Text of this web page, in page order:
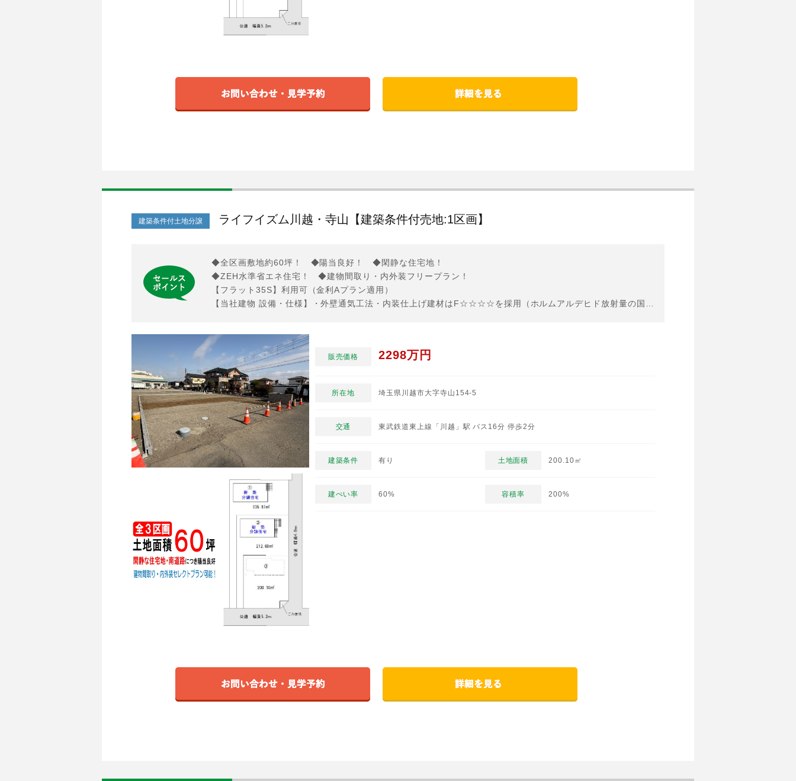
建築条件付土地分譲 ライフイズム川越・寺山【建築条件付売地:1区画】
◆全区画敷地約60坪！ ◆陽当良好！ ◆閑静な住宅地！
◆ZEH水準省エネ住宅！ ◆建物間取り・内外装フリープラン！
【フラット35S】利用可（金利Aプラン適用）
販売価格 2298万円
所在地 埼玉県川越市大字寺山154-5
交通 東武鉄道東上線「川越」駅 バス16分 停歩2分
建築条件 有り 土地面積 200.10㎡
建ぺい率 60% 容積率 200%